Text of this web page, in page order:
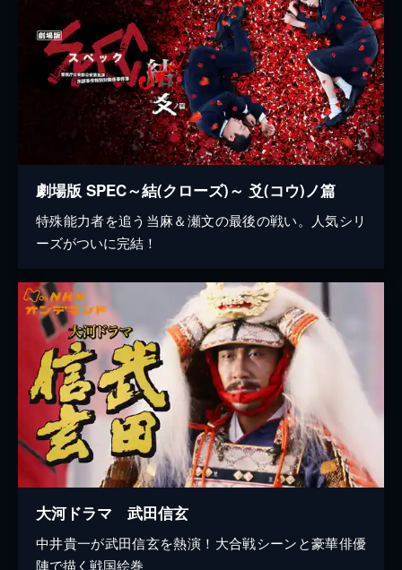
劇場版 SPEC～結(クローズ)～ 爻(コウ)ノ篇
特殊能力者を追う当麻＆瀬文の最後の戦い。人気シリ
ーズがついに完結！
大河ドラマ 武田信玄
中井貴一が武田信玄を熱演！大合戦シーンと豪華俳優
陣で描く戦国絵巻